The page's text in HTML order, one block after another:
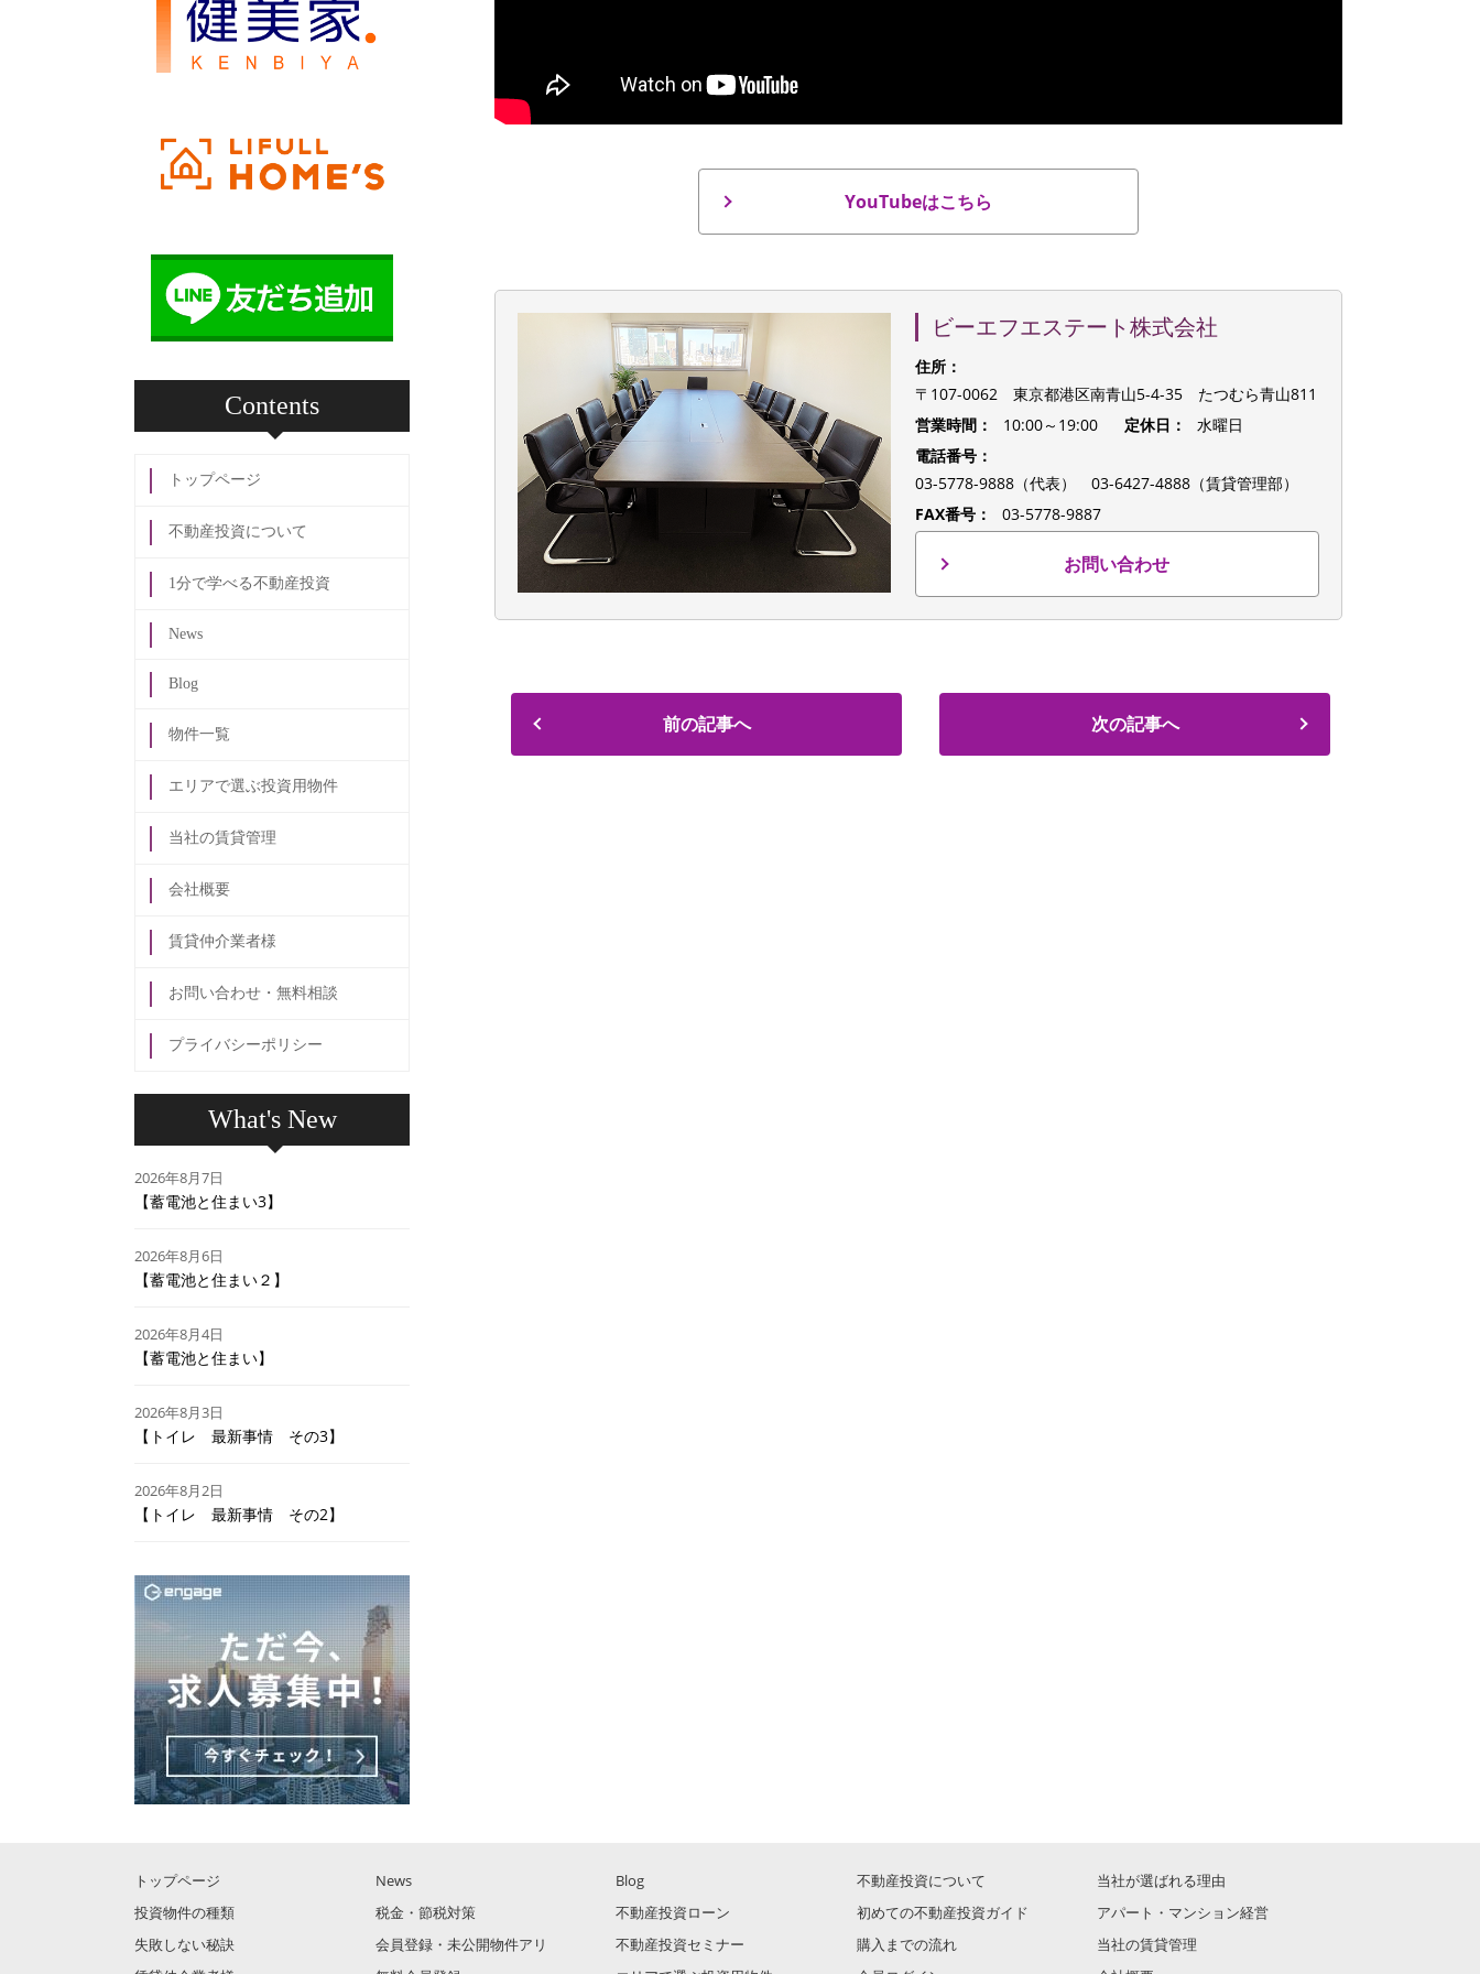
YouTubeはこちら
ビーエフエステート株式会社
住所：
〒107-0062 東京都港区南青山5-4-35 たつむら青山811
営業時間：
10:00～19:00 定休日：
水曜日
電話番号：
03-5778-9888（代表） 03-6427-4888（賃貸管理部）
FAX番号：
03-5778-9887
お問い合わせ
前の記事へ 次の記事へ
Contents
トップページ
不動産投資について
1分で学べる不動産投資
News
Blog
物件一覧
エリアで選ぶ投資用物件
当社の賃貸管理
会社概要
賃貸仲介業者様
お問い合わせ・無料相談
プライバシーポリシー
What's New
2026年8月7日
【蓄電池と住まい3】
2026年8月6日
【蓄電池と住まい２】
2026年8月4日
【蓄電池と住まい】
2026年8月3日
【トイレ 最新事情 その3】
2026年8月2日
【トイレ 最新事情 その2】
トップページ News Blog 不動産投資について
当社が選ばれる理由
投資物件の種類
税金・節税対策 不動産投資ローン 初めての不動産投資ガイド
アパート・マンション経営
失敗しない秘訣
会員登録・未公開物件アリ 不動産投資セミナー 購入までの流れ
当社の賃貸管理